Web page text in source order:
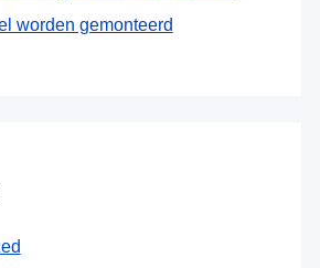
worden gemonteerd